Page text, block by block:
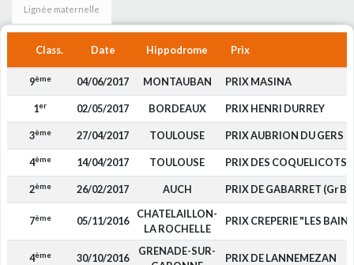
Lignée maternelle
Class. Date Hippodrome Prix
9ème 04/06/2017 MONTAUBAN PRIX MASINA
1er 02/05/2017 BORDEAUX PRIX HENRI DURREY
3ème 27/04/2017 TOULOUSE PRIX AUBRION DU GERS
4ème 14/04/2017 TOULOUSE PRIX DES COQUELICOTS
2ème 26/02/2017 AUCH PRIX DE GABARRET (Gr B)
7ème 05/11/2016
CHATELAILLON-
LA ROCHELLE
PRIX CREPERIE "LES
4ème 30/10/2016
GRENADE-SUR-
PRIX DE LANNEMEZAN